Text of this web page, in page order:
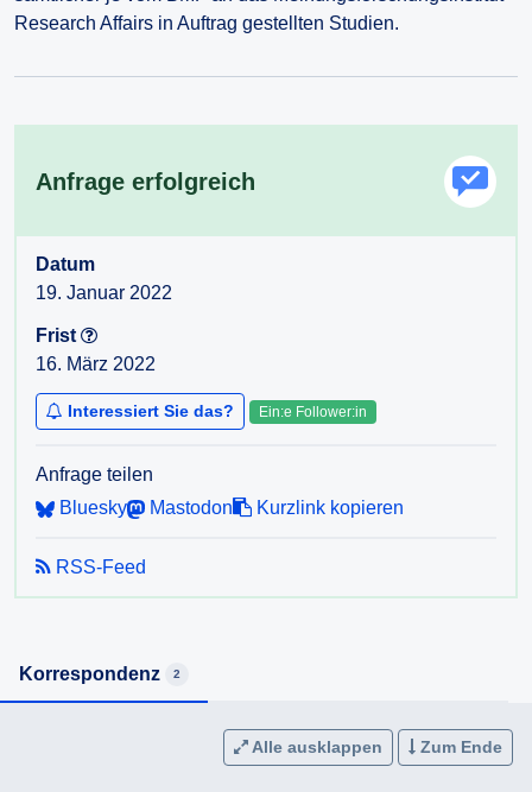
Research Affairs in Auftrag gestellten Studien.
Anfrage erfolgreich
Datum
19. Januar 2022
Frist
16. März 2022
Interessiert Sie das? Ein:e Follower:in
Anfrage teilen
Bluesky
Mastodon Kurzlink kopieren
RSS-Feed
Korrespondenz 2
Alle ausklappen Zum Ende